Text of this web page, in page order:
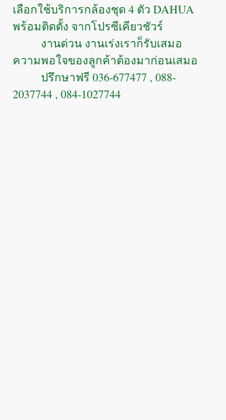
เลือกใช้บริการกล้องชุด 4 ตัว DAHUA
พร้อมติดตั้ง จากโปรซีเคียวชัวร์
ความพอใจของลูกค้าต้องมาก่อนเสมอ
2037744 , 084-1027744